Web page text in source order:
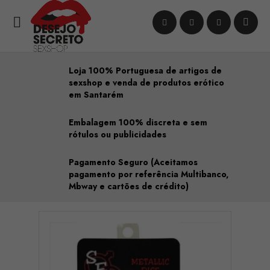

Loja 100% Portuguesa de artigos de
sexshop e venda de produtos erótico
em Santarém
Embalagem 100% discreta e sem
rótulos ou publicidades
Pagamento Seguro (Aceitamos
pagamento por referência Multibanco,
Mbway e cartões de crédito)